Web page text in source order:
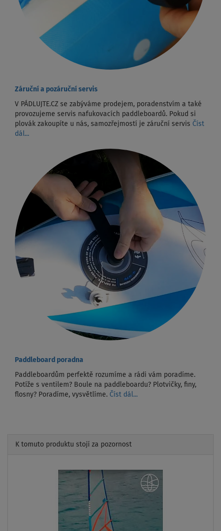
Záruční a pozáruční servis
V PÁDLUJTE.CZ se zabýváme prodejem, poradenstvím a také
provozujeme servis nafukovacích paddleboardů. Pokud si
plovák zakoupíte u nás, samozřejmostí je záruční servis Číst
dál...
Paddleboard poradna
Paddleboardům perfektě rozumíme a rádi vám poradíme.
Potíže s ventilem? Boule na paddleboardu? Plotvičky, finy,
flosny? Poradíme, vysvětlíme. Číst dál...
K tomuto produktu stojí za pozornost
Previous